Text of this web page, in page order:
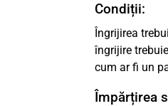
Condiții:
Îngrijirea
îngrijire
cum ar fi un
Împărțirea